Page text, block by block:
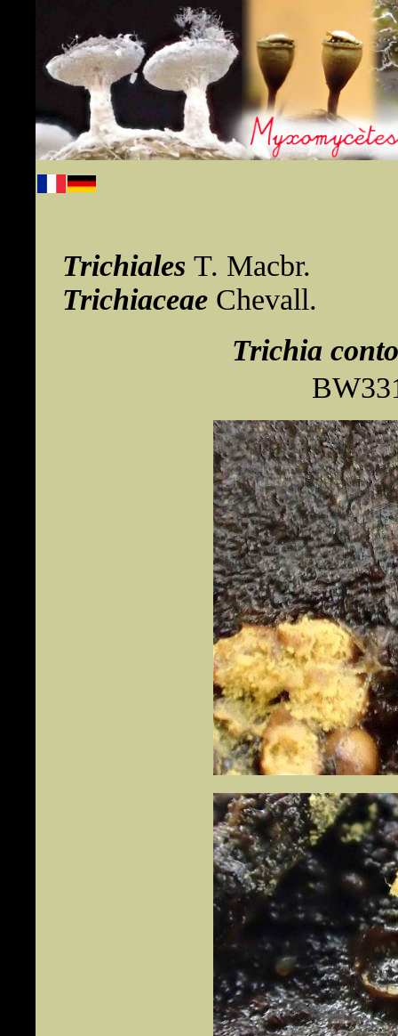
Trichiales T. Macbr.
Trichiaceae Chevall.
Trichia